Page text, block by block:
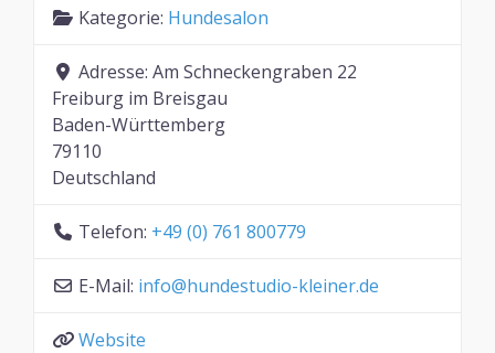
Kategorie: Hundesalon
Adresse: Am Schneckengraben 22
Freiburg im Breisgau
Baden-Württemberg
79110
Deutschland
Telefon: +49 (0) 761 800779
E-Mail: info@hundestudio-kleiner.de
Website